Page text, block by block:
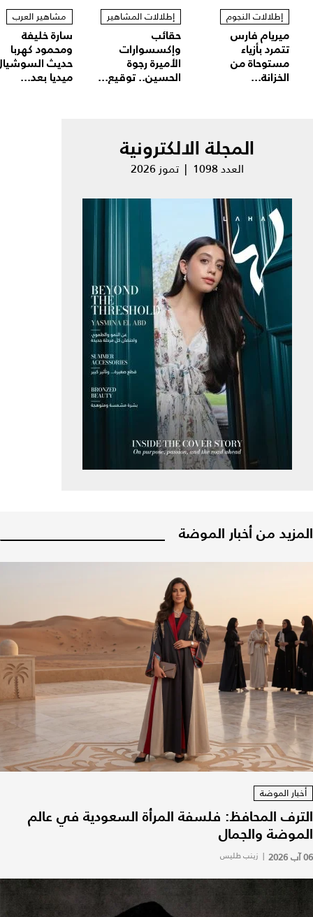
إطلالات النجوم
ميريام فارس
تتمرد بأزياء
مستوحاة من
الخزانة...
إطلالات المشاهير
حقائب
وإكسسوارات
الأميرة رجوة
الحسين.. توقيع...
مشاهير العرب
سارة خليفة
ومحمود كهربا
حديث
ميديا بعد...
المجلة الالكترونية
العدد 1098 | تموز 2026
المزيد من أخبار الموضة
أخبار الموضة
الترف المحافظ: فلسفة المرأة السعودية في عالم
الموضة والجمال
06 آب 2026 | زينب طليس